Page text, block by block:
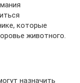
которые
животного.
назначить